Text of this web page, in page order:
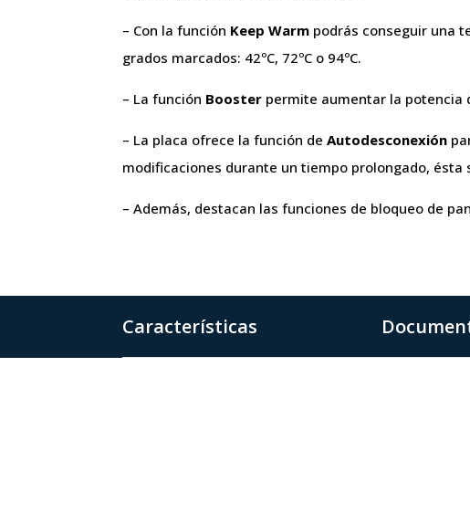
– Con la función Keep Warm podrás conseguir una
grados marcados: 42ºC, 72ºC o 94ºC.
– La función Booster permite aumentar la potencia
– La placa ofrece la función deAutodesconexión
modificaciones durante un tiempo prolongado,
– Además, destacan las funciones de bloqueo de
Características